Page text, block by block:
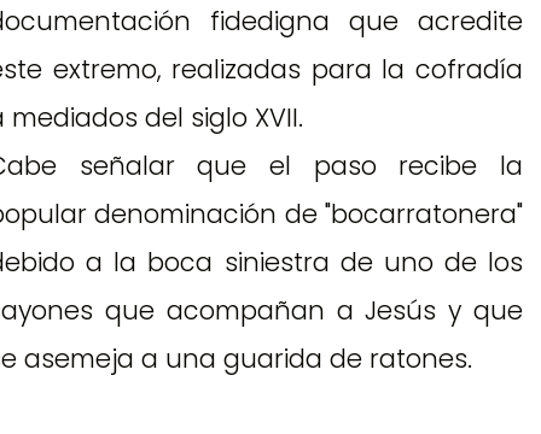
fidedigna que acredite
extremo, realizadas para la cofradía
mediados del siglo XVII.
señalar que el paso recibe la
denominación de "bocarratonera"
a la boca siniestra de uno de los
que acompañan a Jesús y que
asemeja a una guarida de ratones.